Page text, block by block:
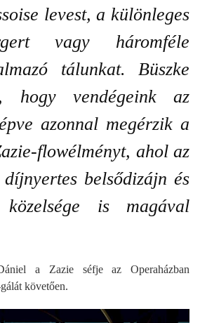
levest, a különleges
vagy háromféle
tálunkat. Büszke
hogy vendégeink az
azonnal megérzik a
flowélményt, ahol az
belsődizájn és
is magával
a Zazie séfje az Operaházban
követően.